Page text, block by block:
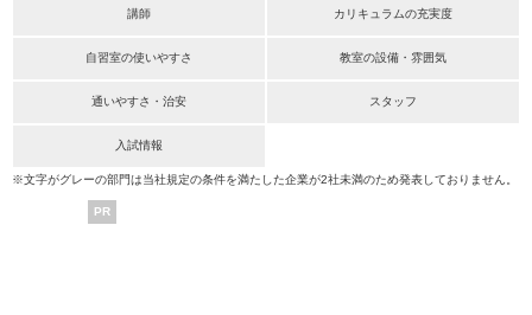
講師 カリキュラムの充実度
自習室の使いやすさ 教室の設備・雰囲気
通いやすさ・治安 スタッフ
入試情報
※文字がグレーの部門は当社規定の条件を満たした企業が2社未満のため発表しておりません。
PR